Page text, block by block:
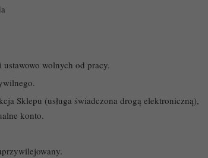
wolnych od pracy.
Sklepu (usługa świadczona drogą elektroniczną),
konto.